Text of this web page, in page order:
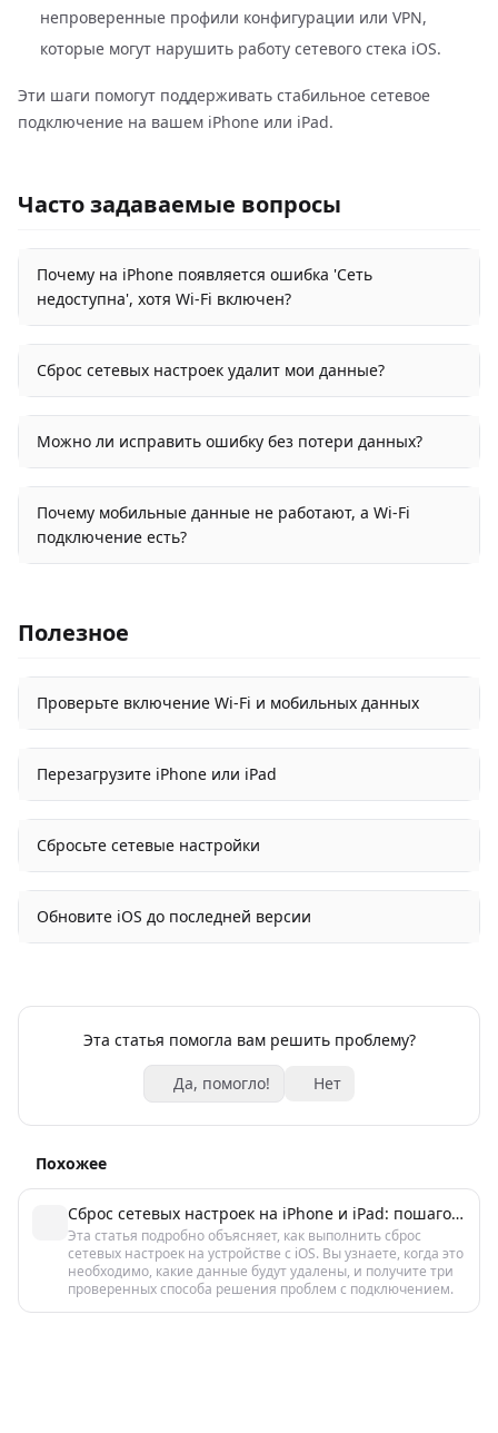
непроверенные профили конфигурации или VPN,
которые могут нарушить работу сетевого стека iOS.
Эти шаги помогут поддерживать стабильное сетевое
подключение на вашем iPhone или iPad.
Часто задаваемые вопросы
Почему на iPhone появляется ошибка 'Сеть
недоступна', хотя Wi-Fi включен?
Сброс сетевых настроек удалит мои данные?
Можно ли исправить ошибку без потери данных?
Почему мобильные данные не работают, а Wi-Fi
подключение есть?
Полезное
Проверьте включение Wi-Fi и мобильных данных
Перезагрузите iPhone или iPad
Сбросьте сетевые настройки
Обновите iOS до последней версии
Эта статья помогла вам решить проблему?
Да, помогло! Нет
Похожее
Сброс сетевых настроек на iPhone и iPad: пошаговая инструкция
Эта статья подробно объясняет, как выполнить сброс
сетевых настроек на устройстве с iOS. Вы узнаете, когда это
необходимо, какие данные будут удалены, и получите три
проверенных способа решения проблем с подключением.